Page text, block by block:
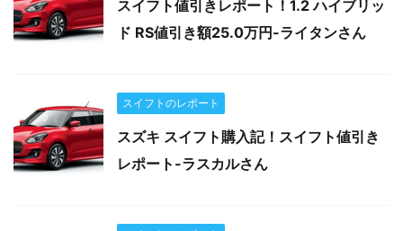
スイフト値引きレポート！1.2 ハイブリッ
ド RS値引き額25.0万円-ライタンさん
スイフトのレポート
スズキ スイフト購入記！スイフト値引き
レポート-ラスカルさん